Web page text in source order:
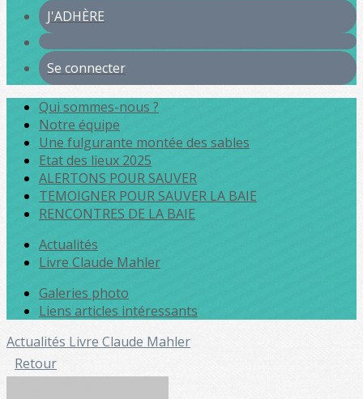
J'ADHÈRE
Se connecter
Qui sommes-nous ?
Notre équipe
Une fulgurante montée des sables
Etat des lieux 2025
ALERTONS POUR SAUVER
TEMOIGNER POUR SAUVER LA BAIE
RENCONTRES DE LA BAIE
Actualités
Livre Claude Mahler
Galeries photo
Liens articles intéressants
Actualités Livre Claude Mahler
Retour